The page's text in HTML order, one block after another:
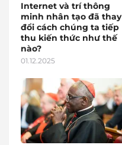
Internet và trí thông
minh nhân tạo đã thay
đổi cách chúng ta tiếp
thu kiến thức như thế
nào?
01.12.2025